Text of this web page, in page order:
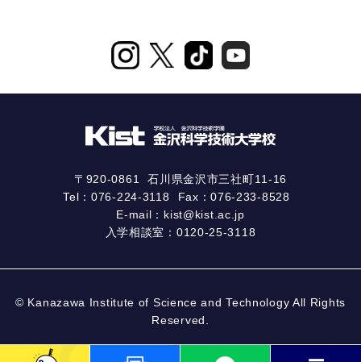
〒920-0861
石川県金沢市三社町11-16
Tel：076-224-3118
Fax：076-233-8528
E-mail： kist@kist.ac.jp
入学相談室： 0120-25-3118
© Kanazawa Institute of Science and Technology All Rights
Reserved.